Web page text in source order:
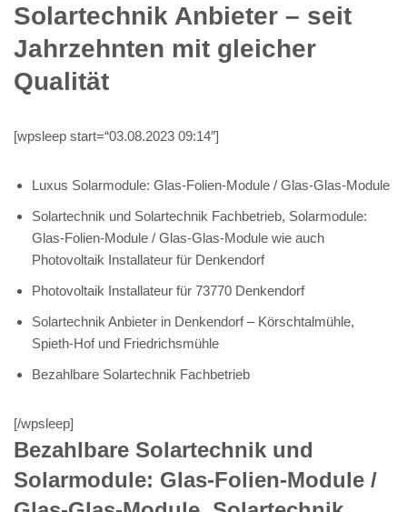
Solartechnik Anbieter – seit
Jahrzehnten mit gleicher
Qualität
[wpsleep start=“03.08.2023 09:14″]
Luxus Solarmodule: Glas-Folien-Module / Glas-Glas-Module
Solartechnik und Solartechnik Fachbetrieb, Solarmodule:
Glas-Folien-Module / Glas-Glas-Module wie auch
Photovoltaik Installateur für Denkendorf
Photovoltaik Installateur für 73770 Denkendorf
Solartechnik Anbieter in Denkendorf – Körschtalmühle,
Spieth-Hof und Friedrichsmühle
Bezahlbare Solartechnik Fachbetrieb
[/wpsleep]
Bezahlbare Solartechnik und
Solarmodule: Glas-Folien-Module /